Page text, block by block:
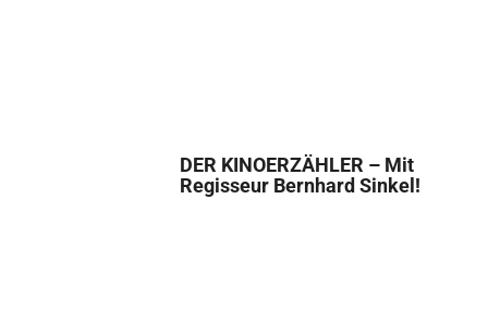
DER KINOERZÄHLER – Mit
Regisseur Bernhard Sinkel!